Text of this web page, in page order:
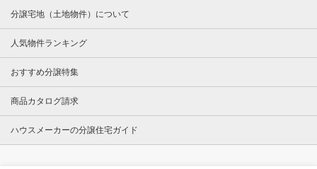
分譲宅地（土地物件）について
人気物件ランキング
おすすめ分譲特集
商品カタログ請求
ハウスメーカーの分譲住宅ガイド